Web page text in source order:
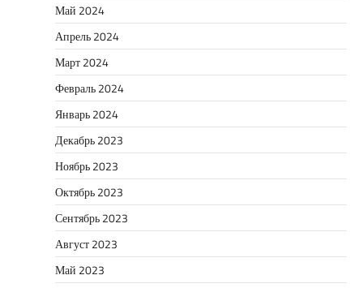
Май 2024
Апрель 2024
Март 2024
Февраль 2024
Январь 2024
Декабрь 2023
Ноябрь 2023
Октябрь 2023
Сентябрь 2023
Август 2023
Май 2023